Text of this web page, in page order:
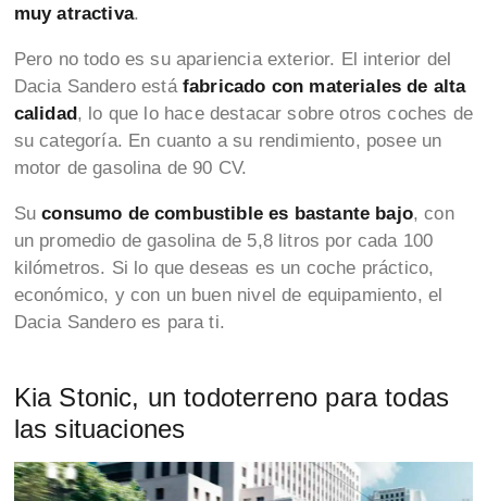
muy atractiva.
Pero no todo es su apariencia exterior. El interior del
Dacia Sandero está fabricado con materiales de alta
calidad , lo que lo hace destacar sobre otros coches de
su categoría. En cuanto a su rendimiento, posee un
motor de gasolina de 90 CV.
Suconsumo de combustible es bastante bajo, con
un promedio de gasolina de 5,8 litros por cada 100
kilómetros. Si lo que deseas es un coche práctico,
económico, y con un buen nivel de equipamiento, el
Dacia Sandero es para ti.
Kia Stonic, un todoterreno para todas
las situaciones